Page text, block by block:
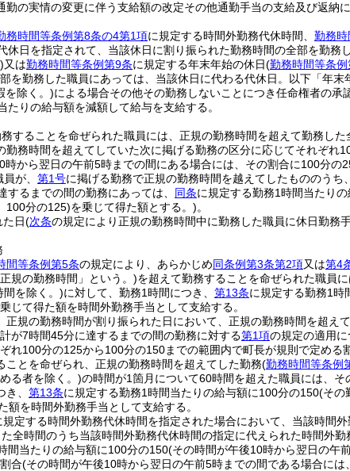
勤の実情の変更に伴う支給額の改定その他通勤手当の支給及び返納
務時間等条例第8条の4第1項に規定する時間外勤務代休時間、 勤務時
休日を指定されて、当該休日に割り振られた勤務時間の全部を勤務
又は勤務時間等条例第9条に規定する年末年始の休日(勤務時間等条
を勤務した職員にあっては、当該休日に代わる代休日。以下「年末
を除く。)による場合その他その勤務しないことにつき任命権者の
たりの給与額を減額して給与を支給する。
することを命ぜられた職員には、正規の勤務時間を超えて勤務した
勤務時間を超えてしていた次に掲げる勤務の区分に応じてそれぞれ
時から翌日の午前5時までの間にある場合には、その割合に100分の
が、 第1号に掲げる勤務で正規の勤務時間を越えてしたもののう
るまでの間の勤務にあっては、 同条に規定する勤務1時間当たり
100分の125)を乗じて得た額とする。)。
日(次条の規定により正規の勤務時間中に勤務した職員に休日勤務
間等条例第5条の規定により、あらかじめ同条例第3条第2項又は第4
規の勤務時間」という。)を超えて勤務することを命ぜられた職員
間を除く。)に対して、勤務1時間につき、 第13条に規定する勤務1時
じて得た額を時間外勤務手当として支給する。
正規の勤務時間が割り振られた日において、正規の勤務時間を超え
が7時間45分に達するまでの間の勤務に対する第1項の規定の適用に
れ100分の125から100分の150までの範囲内で町長が規則で定める
ことを命ぜられ、正規の勤務時間を超えてした勤務(勤務時間等条例
る者を除く。)の時間が1箇月について60時間を超えた職員には、そ
、 第13条に規定する勤務1時間当たりの給与額に100分の150(その
額を時間外勤務手当として支給する。
規定する時間外勤務代休時間を指定された場合において、当該時間
全時間のうち当該時間外勤務代休時間の指定に代えられた時間外
間当たりの給与額に100分の150(その時間が午後10時から翌日の午
合(その時間が午後10時から翌日の午前5時までの間である場合に